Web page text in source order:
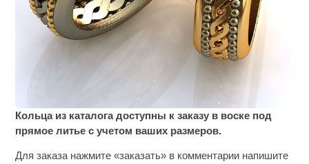
Кольца из каталога доступны к заказу в воске под
прямое литье с учетом ваших размеров.
Для заказа нажмите «заказать» в комментарии напишите